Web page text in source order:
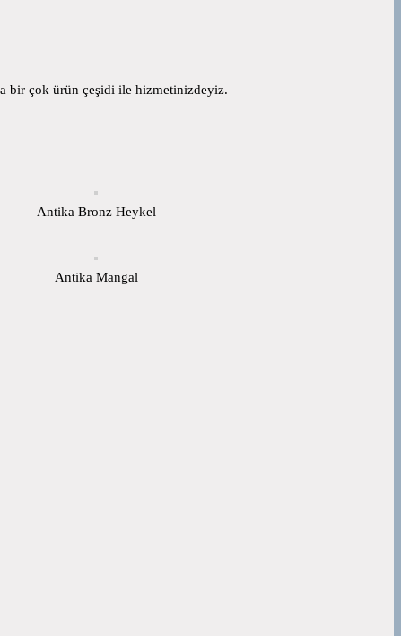
bir çok ürün çeşidi ile hizmetinizdeyiz.
Antika Bronz Heykel
Antika Mangal